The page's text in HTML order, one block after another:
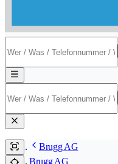
Brugg AG
Brugg AG